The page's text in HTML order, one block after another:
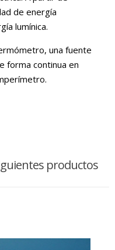
de energía
lumínica.
una fuente
forma continua en
productos